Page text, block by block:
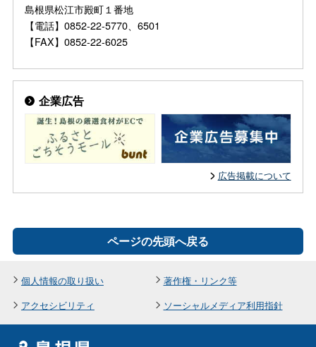
島根県松江市殿町１番地
【電話】0852-22-5770、6501
【FAX】0852-22-6025
企業広告
広告掲載について
ページの先頭へ戻る
個人情報の取り扱い
著作権・リンク等
アクセシビリティ
ソーシャルメディア利用指針